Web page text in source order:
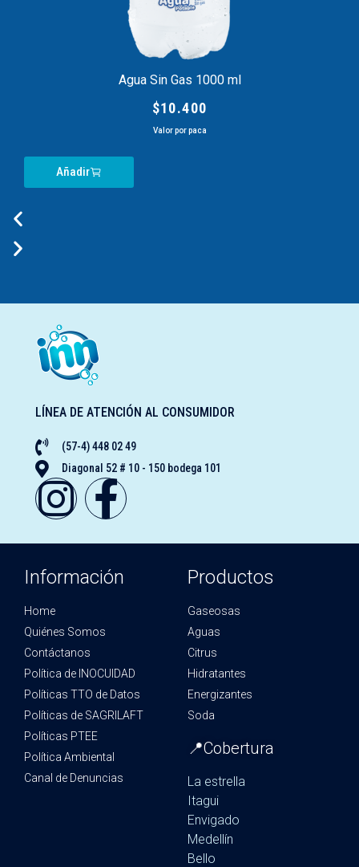
Agua Sin Gas 1000 ml
$10.400
Valor por paca
Añadir
LÍNEA DE ATENCIÓN AL CONSUMIDOR
(57-4) 448 02 49
Diagonal 52 # 10 - 150 bodega 101
Información
Home
Quiénes Somos
Contáctanos
Política de INOCUIDAD
Políticas TTO de Datos
Políticas de SAGRILAFT
Políticas PTEE
Política Ambiental
Canal de Denuncias
Productos
Gaseosas
Aguas
Citrus
Hidratantes
Energizantes
Soda
📍Cobertura
La estrella
Itagui
Envigado
Medellín
Bello